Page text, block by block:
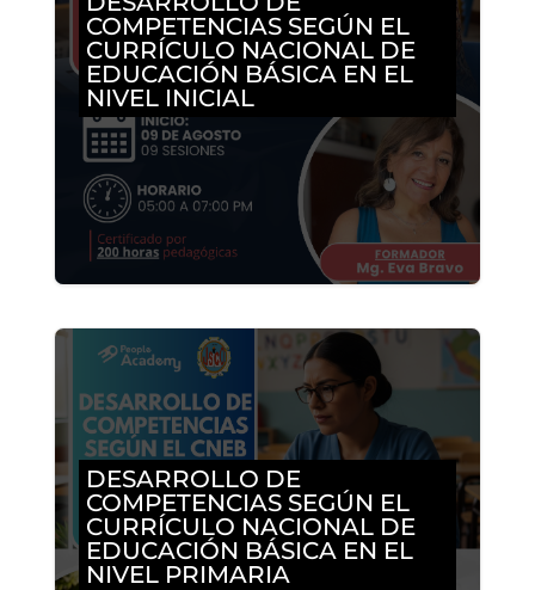
COMPETENCIAS SEGÚN EL
CURRÍCULO NACIONAL DE
EDUCACIÓN BÁSICA EN EL
NIVEL INICIAL
DESARROLLO DE
COMPETENCIAS SEGÚN EL
CURRÍCULO NACIONAL DE
EDUCACIÓN BÁSICA EN EL
NIVEL PRIMARIA